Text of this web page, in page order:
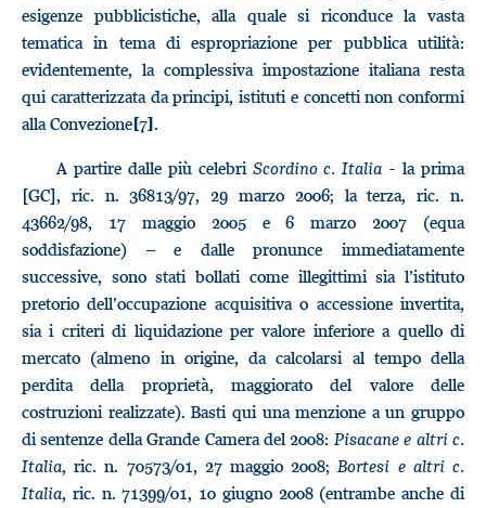
esigenze pubblicistiche, alla quale si riconduce la vasta
tematica in tema di espropriazione per pubblica utilità:
evidentemente, la complessiva impostazione italiana resta
qui caratterizzata da principi, istituti e concetti non conformi
alla Convezione[7].
A partire dalle più celebri Scordino c. Italia - la prima
[GC], ric. n. 36813/97, 29 marzo 2006; la terza, ric. n.
43662/98, 17 maggio 2005 e 6 marzo 2007 (equa
soddisfazione) – e dalle pronunce immediatamente
successive, sono stati bollati come illegittimi sia l’istituto
pretorio dell’occupazione acquisitiva o accessione invertita,
sia i criteri di liquidazione per valore inferiore a quello di
mercato (almeno in origine, da calcolarsi al tempo della
perdita della proprietà, maggiorato del valore delle
costruzioni realizzate). Basti qui una menzione a un gruppo
di sentenze della Grande Camera del 2008: Pisacane e altri c.
Italia, ric. n. 70573/01, 27 maggio 2008;Bortesi e altri c.
Italia, ric. n. 71399/01, 10 giugno 2008 (entrambe anche di